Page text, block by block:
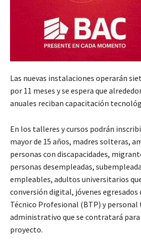
Las nuevas instalaciones operarán
por 11 meses y se espera que
anuales reciban capacitación
En los talleres y cursos podrán
mayor de 15 años, madres solteras,
personas con discapacidades,
personas desempleadas,
empleables, adultos universitarios
conversión digital, jóvenes
Técnico Profesional (BTP) y personal
administrativo que se contratará
proyecto.